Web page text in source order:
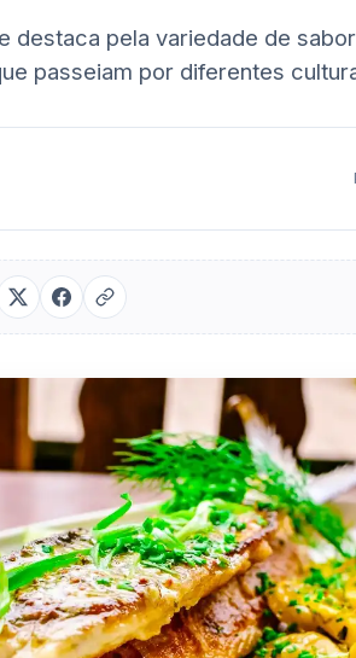
destaca pela variedade de
passeiam por diferentes